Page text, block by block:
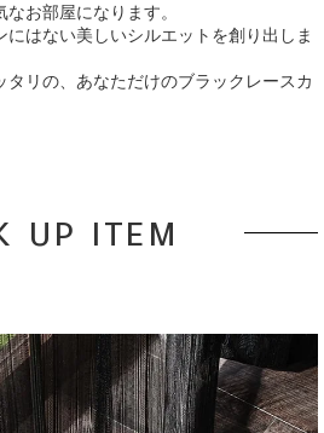
お部屋になります。
はない美しいシルエットを創り出しま
タリの、あなただけのブラックレースカ
up item